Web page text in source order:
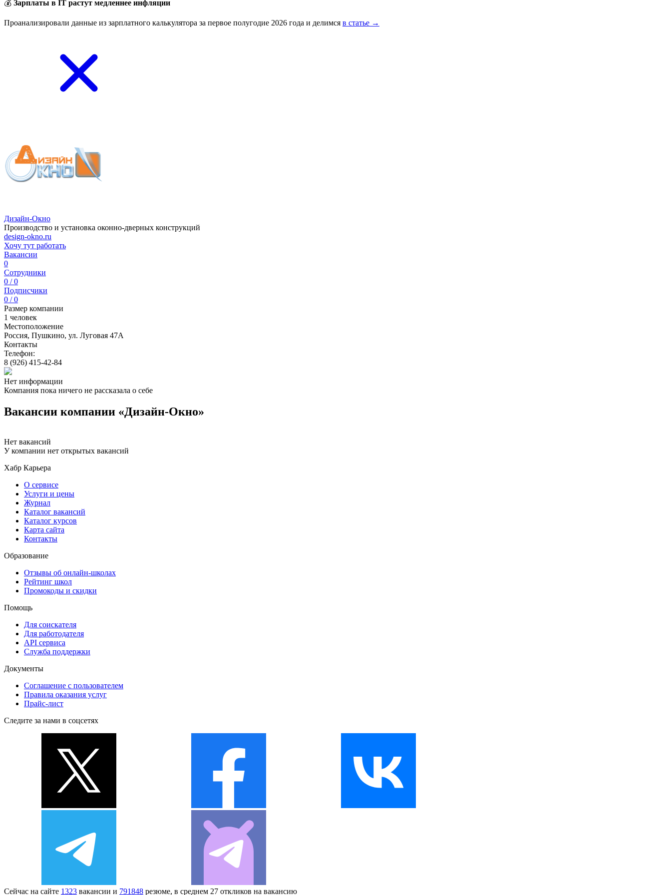
💰 Зарплаты в IT растут медленнее инфляции
Проанализировали данные из зарплатного калькулятора за первое полугодие 2026 года и делимся в статье →
Дизайн-Окно
Производство и установка оконно-дверных конструкций
design-okno.ru
Хочу тут работать
Вакансии
0
Сотрудники
0 / 0
Подписчики
0 / 0
Размер компании
1 человек
Местоположение
Россия, Пушкино, ул. Луговая 47А
Контакты
Телефон:
8 (926) 415-42-84
Нет информации
Компания пока ничего не рассказала о себе
Вакансии компании «Дизайн-Окно»
Нет вакансий
У компании нет открытых вакансий
Хабр Карьера
О сервисе
Услуги и цены
Журнал
Каталог вакансий
Каталог курсов
Карта сайта
Контакты
Образование
Отзывы об онлайн-школах
Рейтинг школ
Промокоды и скидки
Помощь
Для соискателя
Для работодателя
API сервиса
Служба поддержки
Документы
Соглашение с пользователем
Правила оказания услуг
Прайс-лист
Следите за нами в соцсетях
Сейчас на сайте 1323 вакансии и 791848 резюме, в среднем 27 откликов на вакансию